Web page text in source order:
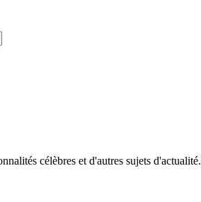
célèbres et d'autres sujets d'actualité.